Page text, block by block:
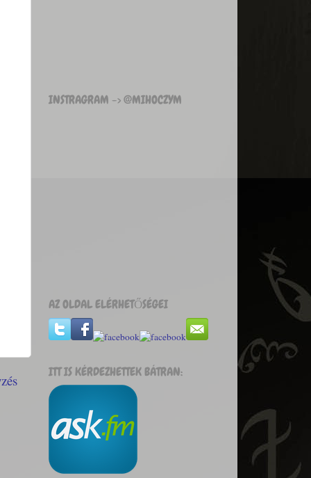
INSTRAGRAM -> @MIHOCZYM
AZ OLDAL ELÉRHETŐSÉGEI
ITT IS KÉRDEZHETTEK BÁTRAN: